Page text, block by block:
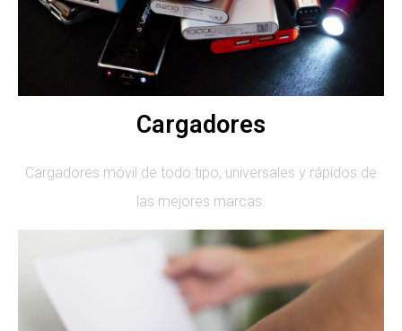
Cargadores
Cargadores móvil de todo tipo, universales y rápidos de
las mejores marcas.